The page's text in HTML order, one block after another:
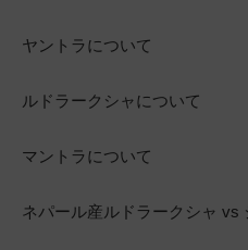
ヤントラについて
ルドラークシャについて
マントラについて
ネパール産ルドラークシャ vs